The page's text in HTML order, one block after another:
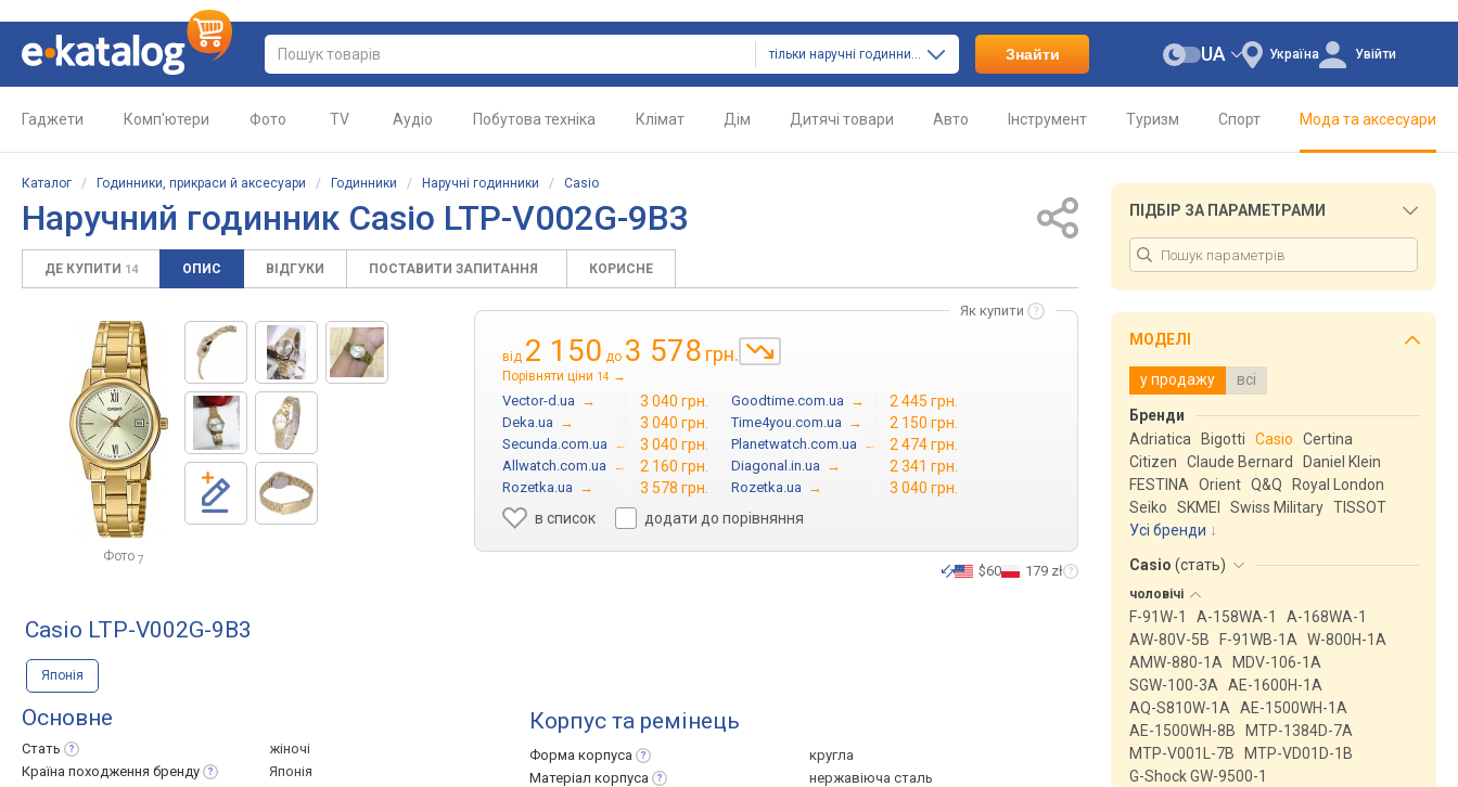
тільки наручні годинники Знайти Україна
UA Увійти
Гаджети Комп'ютери Фото TV Аудіо Побутова техніка Клімат Дім Дитячі товари Авто Інструмент Туризм Спорт Мода та аксесуари
Каталог / Годинники, прикраси й аксесуари / Годинники / Наручні годинники / Casio
Наручний годинник Casio LTP-V002G-9B3
ДЕ КУПИТИ 14 ОПИС ВІДГУКИ ПОСТАВИТИ ЗАПИТАННЯ КОРИСНЕ
Фото 7
Як купити
від 2 150 до 3 578 грн.
Порівняти ціни 14 →
Vector-d.ua → 3 040 грн. Goodtime.com.ua → 2 445 грн.
Deka.ua → 3 040 грн. Time4you.com.ua → 2 150 грн.
Secunda.com.ua → 3 040 грн. Planetwatch.com.ua → 2 474 грн.
Allwatch.com.ua → 2 160 грн. Diagonal.in.ua → 2 341 грн.
Rozetka.ua → 3 578 грн. Rozetka.ua →
3 040 грн.
в список
додати до порівняння
$60 179 zł
Casio LTP-V002G-9B3
Японія
Основне
Стать
жіночі
Країна походження бренду Японія
Корпус та ремінець
Форма корпуса
кругла
Матеріал корпуса
нержавіюча сталь
ПІДБІР ЗА ПАРАМЕТРАМИ
МОДЕЛІ
у продажу всі
Бренди
Adriatica
Bigotti Casio
Certina
Citizen
Claude Bernard
Daniel Klein
FESTINA
Orient Q&Q
Royal London
Seiko
SKMEI Swiss Military TISSOT
Усі бренди
Casio (стать)
чоловічі
F-91W-1 A-158WA-1
A-168WA-1
AW-80V-5B
F-91WB-1A
W-800H-1A
AMW-880-1A
MDV-106-1A
SGW-100-3A
AE-1600H-1A
AQ-S810W-1A
AE-1500WH-1A
AE-1500WH-8B
MTP-1384D-7A
MTP-V001L-7B
MTP-VD01D-1B
G-Shock GW-9500-1